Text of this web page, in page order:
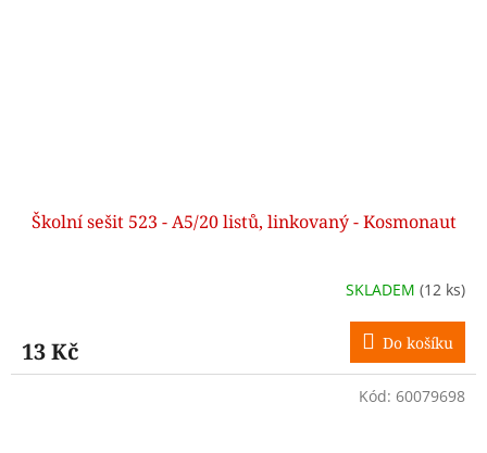
Školní sešit 523 - A5/20 listů, linkovaný - Kosmonaut
SKLADEM (12 ks)
13 Kč Do košíku
Kód: 60079698